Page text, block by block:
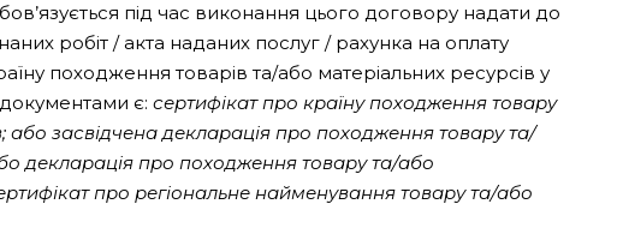
під час виконання цього договору надати до
робіт / акта наданих послуг / рахунка на оплату
походження товарів та/або матеріальних ресурсів у
є: сертифікат про країну походження товару
або засвідчена декларація про походження товару та/
декларація про походження товару та/або
про регіональне найменування товару та/або